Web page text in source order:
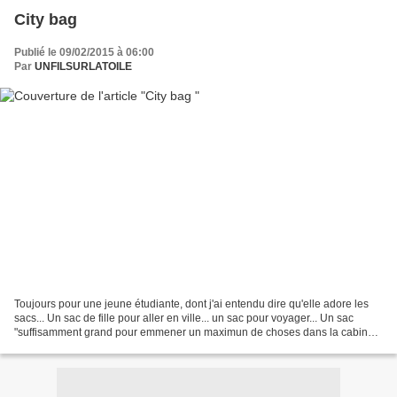
City bag
Publié le 09/02/2015 à 06:00
Par UNFILSURLATOILE
Toujours pour une jeune étudiante, dont j'ai entendu dire qu'elle adore les
sacs... Un sac de fille pour aller en ville... un sac pour voyager... Un sac
"suffisamment grand pour emmener un maximun de choses dans la cabine